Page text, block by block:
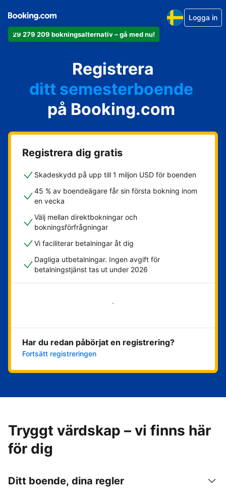
29 279 209 bokningsalternativ – gå med nu!
Logga in
Registrera
din lägenhet
ditt hotell
ditt semesterboende
din camping
ditt B&B
på Booking.com
Registrera dig gratis
Skadeskydd på upp till 1 miljon USD för boenden
45 % av boendeägare får sin första bokning inom
en vecka
Välj mellan direktbokningar och
bokningsförfrågningar
Vi faciliterar betalningar åt dig
Dagliga utbetalningar. Ingen avgift för
betalningstjänst tas ut under 2026
Kom igång nu
Har du redan påbörjat en registrering?
Fortsätt registreringen
Tryggt värdskap – vi finns här
för dig
Ditt boende, dina regler